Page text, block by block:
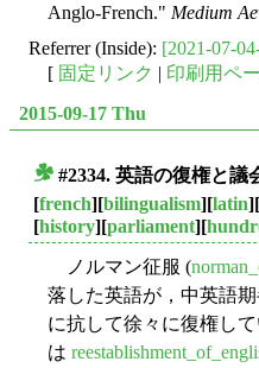
Anglo-French." Medium
Referrer (Inside): [2021-07-
[ 固定リンク | 印刷用ペ
2015-09-17 Thu
#2334. 英語の復権と議
[french][bilingualism][latin][
[history][parliament][
ノルマン征服 (
落した英語が，中英語
に抗して徐々に復権し
は